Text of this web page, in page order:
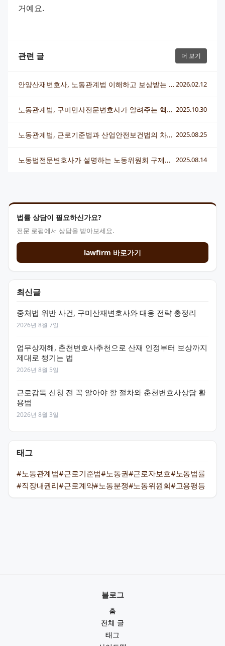
법률 상담이 필요하신가요?
전문 로펌에서 상담을 받아보세요.
lawfirm 바로가기
최신글
중처법 위반 사건, 구미산재변호사와 대응 전략 총정리
2026년 8월 7일
업무상재해, 춘천변호사추천으로 산재 인정부터 보상까지
제대로 챙기는 법
2026년 8월 5일
근로감독 신청 전 꼭 알아야 할 절차와 춘천변호사상담 활
용법
2026년 8월 3일
태그
#노동관계법#근로기준법#노동권#근로자보호#노동법률
#직장내권리#근로계약#노동분쟁#노동위원회#고용평등
거예요.
관련 글 더 보기
안양산재변호사, 노동관계법 이해하고 보상받는 핵심 전략 2026.02.12
노동관계법, 구미민사전문변호사가 알려주는 핵심 포인트 2025.10.30
노동관계법, 근로기준법과 산업안전보건법의 차이점이 궁금해요? 기업전문변호사가 알려드려요 2025.08.25
노동법전문변호사가 설명하는 노동위원회 구제신청 절차와 기업변호사의 역할 2025.08.14
블로그
홈
전체 글
태그